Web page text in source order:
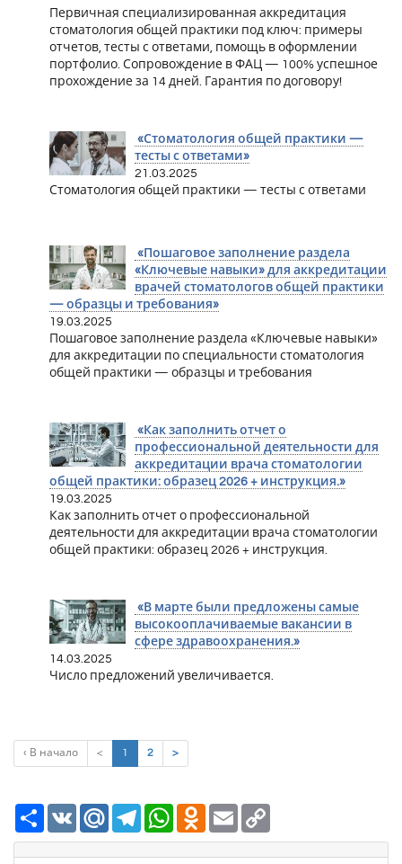
Первичная специализированная аккредитация
стоматология общей практики под ключ: примеры
отчетов, тесты с ответами, помощь в оформлении
портфолио. Сопровождение в ФАЦ — 100% успешное
прохождение за 14 дней. Гарантия по договору!
«Стоматология общей практики —
тесты с ответами»
21.03.2025
Стоматология общей практики — тесты с ответами
«Пошаговое заполнение раздела
«Ключевые навыки» для аккредитации
врачей стоматологов общей практики
— образцы и требования»
19.03.2025
Пошаговое заполнение раздела «Ключевые навыки»
для аккредитации по специальности стоматология
общей практики — образцы и требования
«Как заполнить отчет о
профессиональной деятельности для
аккредитации врача стоматологии
общей практики: образец 2026 + инструкция.»
19.03.2025
Как заполнить отчет о профессиональной
деятельности для аккредитации врача стоматологии
общей практики: образец 2026 + инструкция.
«В марте были предложены самые
высокооплачиваемые вакансии в
сфере здравоохранения.»
14.03.2025
Число предложений увеличивается.
‹ В начало < 1 (current)
2 >
РесурсVK Mail.Ru TelegramWhatsAppOdnoklassniki
Email